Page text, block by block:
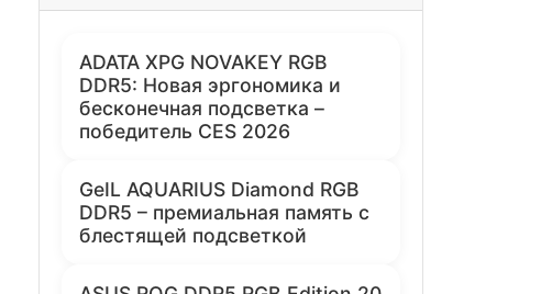
ADATA XPG NOVAKEY RGB
DDR5: Новая эргономика и
бесконечная подсветка –
победитель CES 2026
GeIL AQUARIUS Diamond RGB
DDR5 – премиальная память с
блестящей подсветкой